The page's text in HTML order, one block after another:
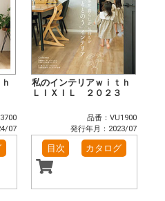
07
私のインテリアｗｉｔｈ
ＬＩＸＩＬ ２０２３
品番：VU1900
発行年月：2023/07
目次 カタログ